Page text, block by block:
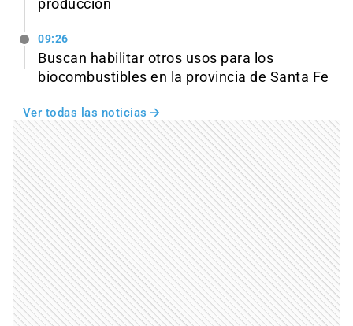
producción
09:26
Buscan habilitar otros usos para los
biocombustibles en la provincia de Santa Fe
Ver todas las noticias